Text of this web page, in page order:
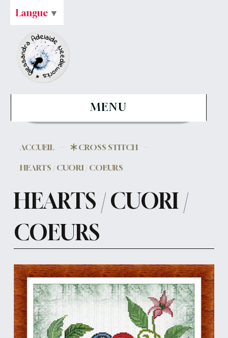
MENU
ACCUEIL
CROSS STITCH
HEARTS / CUORI / COEURS
HEARTS / CUORI /
COEURS
Langue ▼